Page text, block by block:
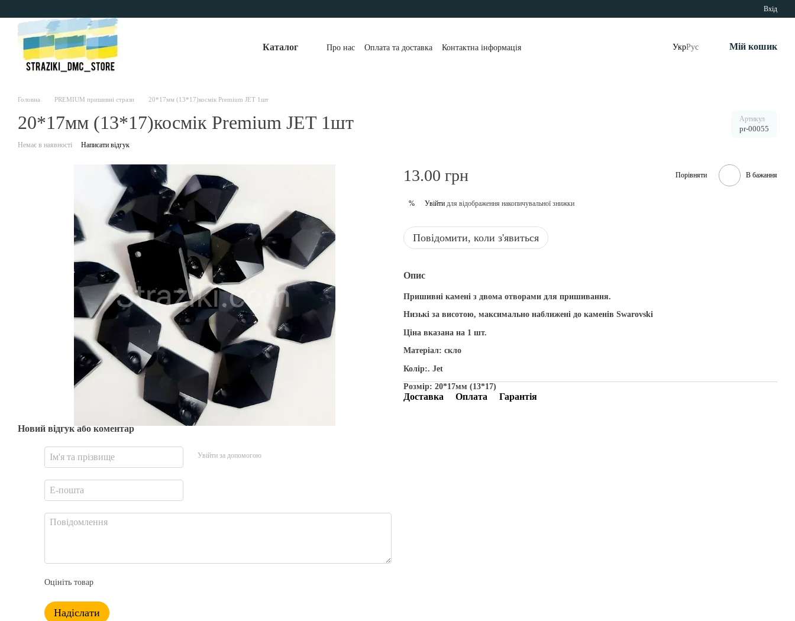
Вхід
Каталог Про нас Оплата та доставка Контактна інформація УкрРус Мій кошик
Головна PREMIUM пришивні стрази 20*17мм (13*17)космік Premium JET 1шт
20*17мм (13*17)космік Premium JET 1шт Артикул
pr-00055
Немає в наявності Написати відгук
Новий відгук або коментар
Увійти за допомогою
Оцініть товар
Надіслати
13.00 грн Порівняти В бажання
% Увійти для відображення накопичувальної знижки
Повідомити, коли з'явиться
Опис
Пришивні камені з двома отворами для пришивання.
Низькі за висотою, максимально наближені до каменів Swarovski
Ціна вказана на 1 шт.
Матеріал: скло
Колір:. Jet
Розмір: 20*17мм (13*17)
Доставка Оплата Гарантія